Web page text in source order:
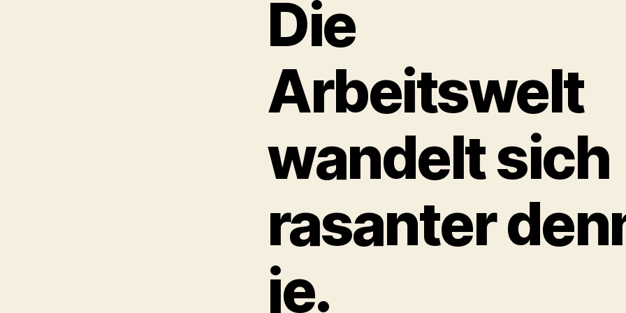
Die
Arbeitswelt
wandelt sich
rasanter
je.